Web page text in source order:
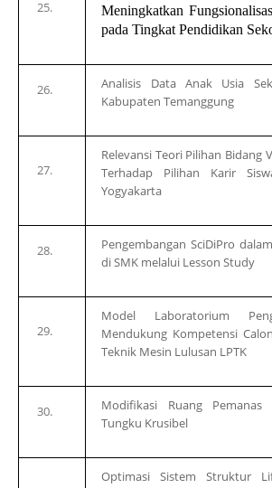
Meningkatkan
pada Tingkat Pendidikan
Analisis Data Anak Usia
Kabupaten Temanggung
Relevansi Teori Pilihan Bidang
Terhadap Pilihan Karir
Yogyakarta
Pengembangan SciDiPro
di SMK melalui Lesson Study
Model Laboratorium
Mendukung Kompetensi
Teknik Mesin Lulusan LPTK
Modifikasi Ruang
Tungku Krusibel
Optimasi Sistem Struktur